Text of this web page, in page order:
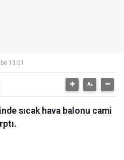
13:01
sıcak hava balonu cami